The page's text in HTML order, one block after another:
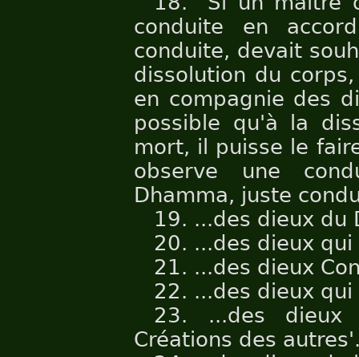
conduite en
conduite, devait
dissolution du
en compagnie des
possible qu'à la
mort, il puisse le
observe une
Dhamma, juste
19. ...des dieux du
20. ...des dieux
21. ...des dieux
22. ...des dieux qui
23. ...des
Créations des